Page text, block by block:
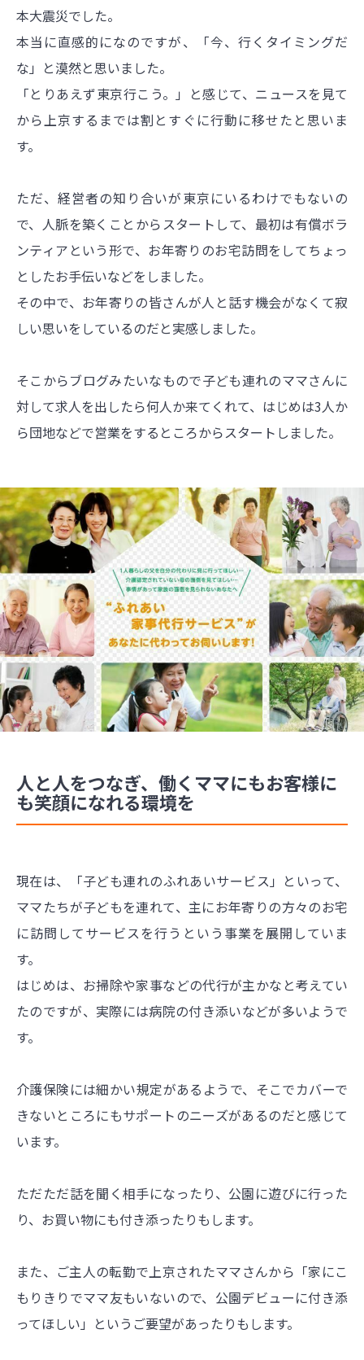
本大震災でした。
本当に直感的になのですが、「今、行くタイミングだ
な」と漠然と思いました。
「とりあえず東京行こう。」と感じて、ニュースを見て
から上京するまでは割とすぐに行動に移せたと思いま
す。
ただ、経営者の知り合いが東京にいるわけでもないの
で、人脈を築くことからスタートして、最初は有償ボラ
ンティアという形で、お年寄りのお宅訪問をしてちょっ
としたお手伝いなどをしました。
その中で、お年寄りの皆さんが人と話す機会がなくて寂
しい思いをしているのだと実感しました。
そこからブログみたいなもので子ども連れのママさんに
対して求人を出したら何人か来てくれて、はじめは3人か
ら団地などで営業をするところからスタートしました。
人と人をつなぎ、働くママにもお客様に
も笑顔になれる環境を
現在は、「子ども連れのふれあいサービス」といって、
ママたちが子どもを連れて、主にお年寄りの方々のお宅
に訪問してサービスを行うという事業を展開していま
す。
はじめは、お掃除や家事などの代行が主かなと考えてい
たのですが、実際には病院の付き添いなどが多いようで
す。
介護保険には細かい規定があるようで、そこでカバーで
きないところにもサポートのニーズがあるのだと感じて
います。
ただただ話を聞く相手になったり、公園に遊びに行った
り、お買い物にも付き添ったりもします。
また、ご主人の転勤で上京されたママさんから「家にこ
もりきりでママ友もいないので、公園デビューに付き添
ってほしい」というご要望があったりもします。